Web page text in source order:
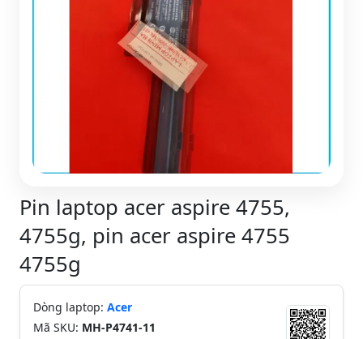
Pin laptop acer aspire 4755,
4755g, pin acer aspire 4755
4755g
Dòng laptop: Acer
Mã SKU: MH-P4741-11